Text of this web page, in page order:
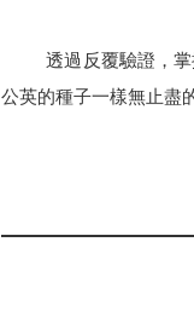
透過反覆驗證，掌握
公英的種子一樣無止盡